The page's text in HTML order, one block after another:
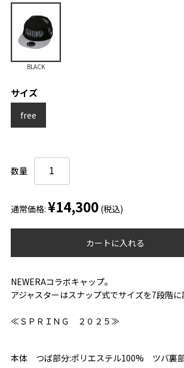
BLACK
サイズ
free
数量
通常価格: ¥14,300 (税込)
カートに入れる
NEWERAコラボキャップ。
アジャスターはスナップ式でサイズを7段階に
≪ＳＰＲＩＮＧ ２０２５≫
本体 つば部分:ポリエステル100% ツバ裏